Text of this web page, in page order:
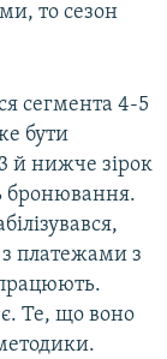
то сезон
сегмента 4-5
бути
й нижче зірок
бронювання.
з платежами з
Те, що воно